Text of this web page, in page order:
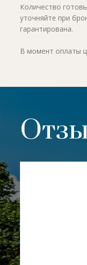
Количество
уточняйте при
гарантирована.
В момент оплаты